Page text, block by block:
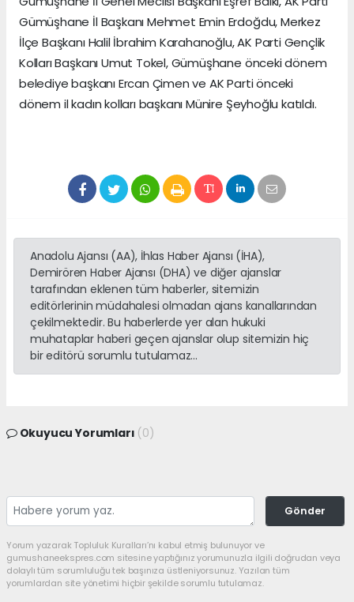
Gümüşhane İl Başkanı Mehmet Emin Erdoğdu, Merkez
İlçe Başkanı Halil İbrahim Karahanoğlu, AK Parti Gençlik
Kolları Başkanı Umut Tokel, Gümüşhane önceki dönem
belediye başkanı Ercan Çimen ve AK Parti önceki
dönem il kadın kolları başkanı Münire Şeyhoğlu katıldı.
Anadolu Ajansı (AA), İhlas Haber Ajansı (İHA),
Demirören Haber Ajansı (DHA) ve diğer ajanslar
tarafından eklenen tüm haberler, sitemizin
editörlerinin müdahalesi olmadan ajans kanallarından
çekilmektedir. Bu haberlerde yer alan hukuki
muhataplar haberi geçen ajanslar olup sitemizin hiç
bir editörü sorumlu tutulamaz...
Okuyucu Yorumları (0)
Gönder
Yorum yazarak Topluluk Kuralları’nı kabul etmiş bulunuyor ve
gumushaneekspres.com sitesine yaptığınız yorumunuzla ilgili doğrudan veya
dolaylı tüm sorumluluğu tek başınıza üstleniyorsunuz. Yazılan tüm
yorumlardan site yönetimi hiçbir şekilde sorumlu tutulamaz.